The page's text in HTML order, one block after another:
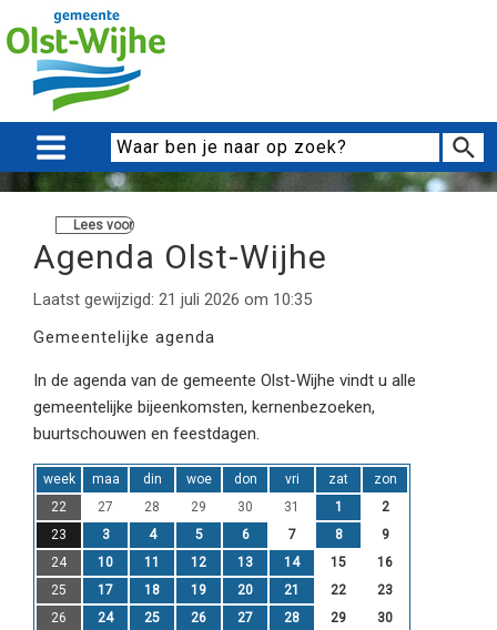
Lees voor
Agenda Olst-Wijhe
Laatst gewijzigd: 21 juli 2026 om 10:35
Gemeentelijke agenda
In de agenda van de gemeente Olst-Wijhe vindt u alle
gemeentelijke bijeenkomsten, kernenbezoeken,
buurtschouwen en feestdagen.
week maa din woe don vri zat
zon
22
27 28 29 30 31 1
2
23
3 4 5 6 7 8
9
24
10 11 12 13 14 15
16
25
17 18 19 20 21 22
23
26
24 25 26 27 28 29 30